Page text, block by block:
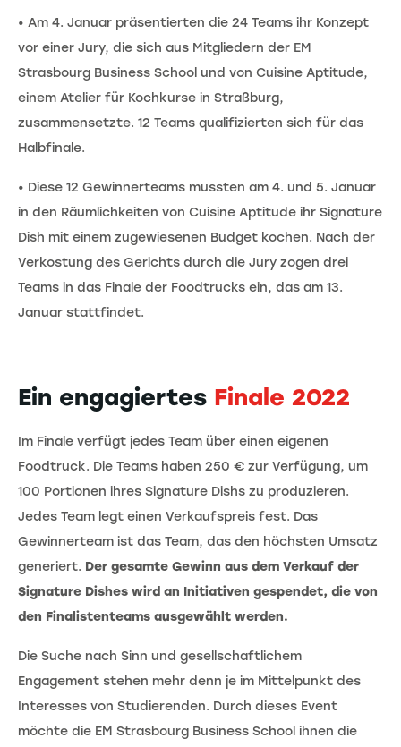
• Am 4. Januar präsentierten die 24 Teams ihr Konzept
vor einer Jury, die sich aus Mitgliedern der EM
Strasbourg Business School und von Cuisine Aptitude,
einem Atelier für Kochkurse in Straßburg,
zusammensetzte. 12 Teams qualifizierten sich für das
Halbfinale.
• Diese 12 Gewinnerteams mussten am 4. und 5. Januar
in den Räumlichkeiten von Cuisine Aptitude ihr Signature
Dish mit einem zugewiesenen Budget kochen. Nach der
Verkostung des Gerichts durch die Jury zogen drei
Teams in das Finale der Foodtrucks ein, das am 13.
Januar stattfindet.
Ein engagiertes Finale 2022
Im Finale verfügt jedes Team über einen eigenen
Foodtruck. Die Teams haben 250 € zur Verfügung, um
100 Portionen ihres Signature Dishs zu produzieren.
Jedes Team legt einen Verkaufspreis fest. Das
Gewinnerteam ist das Team, das den höchsten Umsatz
generiert. Der gesamte Gewinn aus dem Verkauf der
Signature Dishes wird an Initiativen gespendet, die von
den Finalistenteams ausgewählt werden.
Die Suche nach Sinn und gesellschaftlichem
Engagement stehen mehr denn je im Mittelpunkt des
Interesses von Studierenden. Durch dieses Event
möchte die EM Strasbourg Business School ihnen die